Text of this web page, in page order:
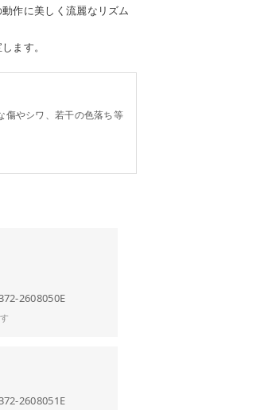
作に美しく流麗なリズム
ます。
傷やシワ、若干の色落ち等
2608050E
2608051E